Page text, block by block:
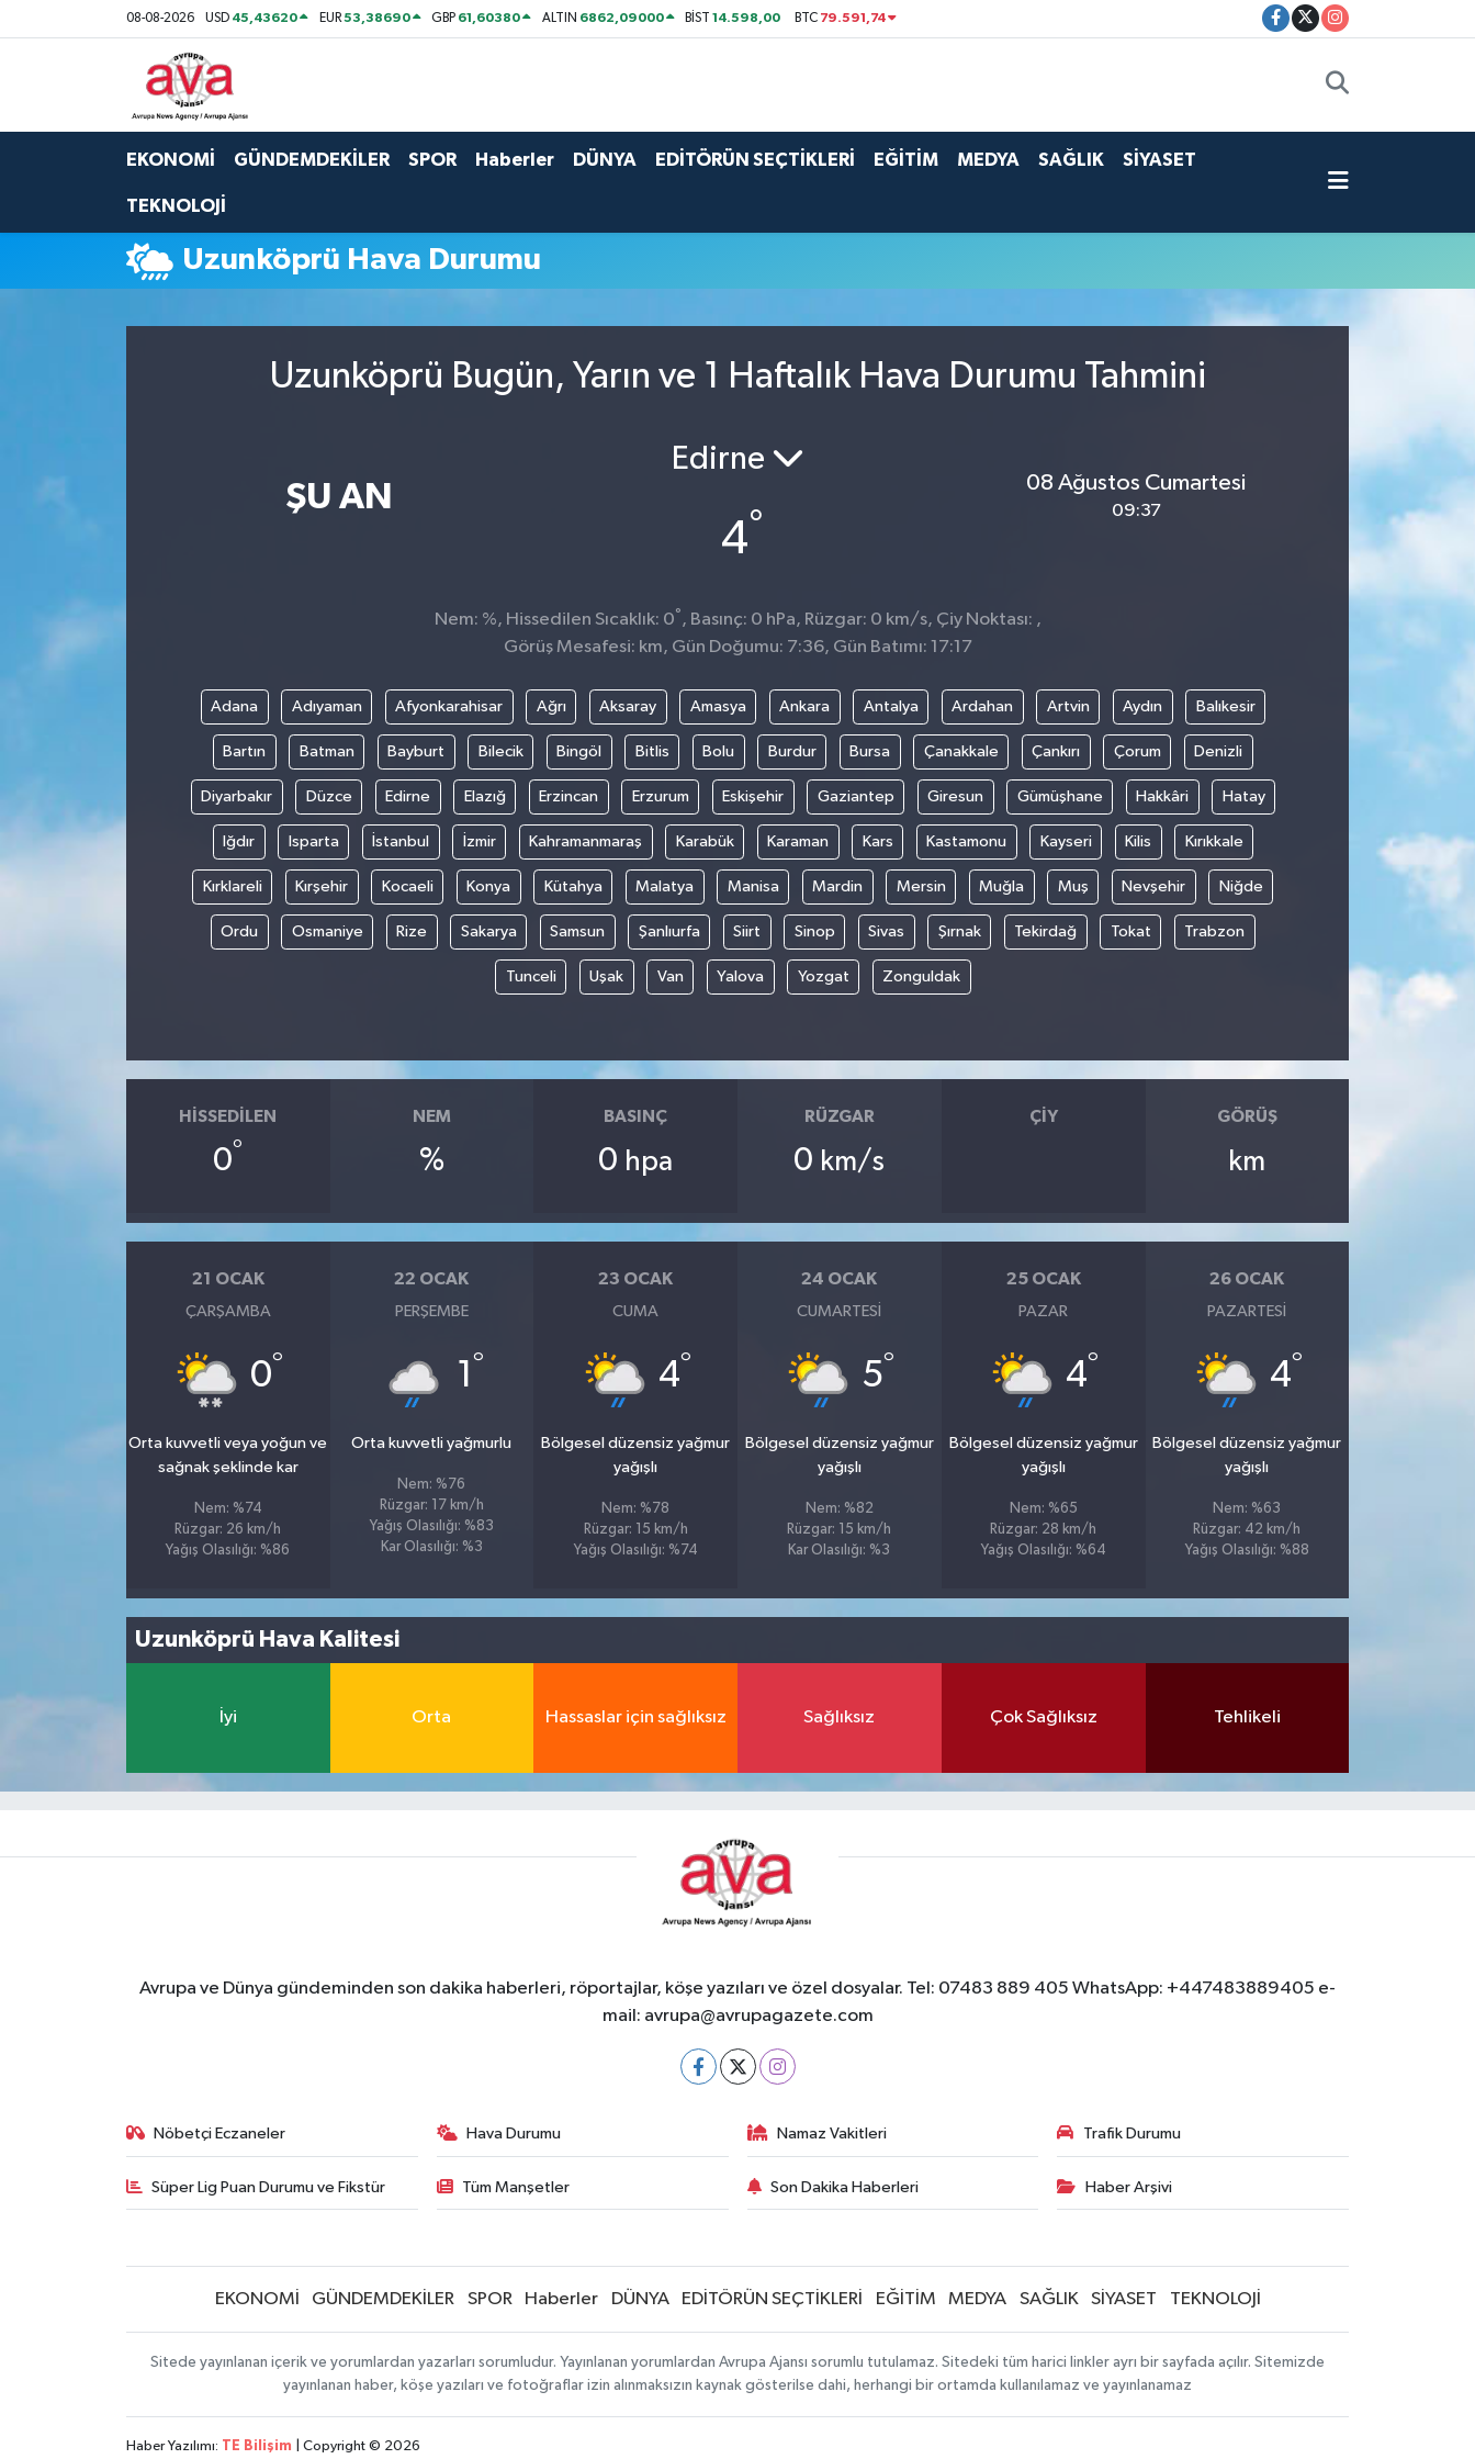
08-08-2026 USD 45,43620 EUR53,38690 GBP 61,60380 ALTIN 6862,09000 BİST14.598,00 BTC 79.591,74
EKONOMİ GÜNDEMDEKİLER SPOR Haberler DÜNYA EDİTÖRÜN SEÇTİKLERİ EĞİTİM MEDYA SAĞLIK SİYASET
TEKNOLOJİ
Uzunköprü Hava Durumu
Uzunköprü Bugün, Yarın ve 1 Haftalık Hava Durumu Tahmini
ŞU AN
Edirne
4°
08 Ağustos Cumartesi
09:37
Nem: %, Hissedilen Sıcaklık: 0° , Basınç: 0 hPa, Rüzgar: 0 km/s, Çiy Noktası: ,
Görüş Mesafesi: km, Gün Doğumu: 7:36, Gün Batımı: 17:17
Adana Adıyaman Afyonkarahisar Ağrı Aksaray Amasya Ankara Antalya Ardahan Artvin Aydın Balıkesir
Bartın Batman Bayburt Bilecik Bingöl Bitlis Bolu Burdur Bursa Çanakkale Çankırı Çorum Denizli
Diyarbakır Düzce Edirne Elazığ Erzincan Erzurum Eskişehir Gaziantep Giresun Gümüşhane Hakkâri Hatay
Iğdır Isparta İstanbul İzmir Kahramanmaraş Karabük Karaman Kars Kastamonu Kayseri Kilis Kırıkkale
Kırklareli Kırşehir Kocaeli Konya Kütahya Malatya Manisa Mardin Mersin Muğla Muş Nevşehir Niğde
Ordu Osmaniye Rize Sakarya Samsun Şanlıurfa Siirt Sinop Sivas Şırnak Tekirdağ Tokat Trabzon
Tunceli Uşak Van Yalova Yozgat Zonguldak
HISSEDILEN
0°
NEM
%
BASINÇ
0 hpa
RÜZGAR
0 km/s
ÇIY GÖRÜŞ
km
21 OCAK
ÇARŞAMBA
0°
Orta kuvvetli veya yoğun ve
sağnak şeklinde kar
Nem: %74
Rüzgar: 26 km/h
Yağış Olasılığı: %86
22 OCAK
PERŞEMBE
1 °
Orta kuvvetli yağmurlu
Nem: %76
Rüzgar: 17 km/h
Yağış Olasılığı: %83
Kar Olasılığı: %3
23 OCAK
CUMA
4°
Bölgesel düzensiz yağmur
yağışlı
Nem: %78
Rüzgar: 15 km/h
Yağış Olasılığı: %74
24 OCAK
CUMARTESI
5°
Bölgesel düzensiz yağmur
yağışlı
Nem: %82
Rüzgar: 15 km/h
Kar Olasılığı: %3
25 OCAK
PAZAR
4°
Bölgesel düzensiz yağmur
yağışlı
Nem: %65
Rüzgar: 28 km/h
Yağış Olasılığı: %64
26 OCAK
PAZARTESI
4°
Bölgesel düzensiz yağmur
yağışlı
Nem: %63
Rüzgar: 42 km/h
Yağış Olasılığı: %88
Uzunköprü Hava Kalitesi
İyi Orta Hassaslar için sağlıksız Sağlıksız Çok Sağlıksız Tehlikeli
Avrupa ve Dünya gündeminden son dakika haberleri, röportajlar, köşe yazıları ve özel dosyalar. Tel: 07483 889 405 WhatsApp: +447483889405 e-
mail: avrupa@avrupagazete.com
Nöbetçi Eczaneler Hava Durumu Namaz Vakitleri Trafik Durumu
Süper Lig Puan Durumu ve Fikstür Tüm Manşetler Son Dakika Haberleri Haber Arşivi
EKONOMİ GÜNDEMDEKİLER SPOR Haberler DÜNYA EDİTÖRÜN SEÇTİKLERİ EĞİTİM MEDYA SAĞLIK SİYASET TEKNOLOJİ
Sitede yayınlanan içerik ve yorumlardan yazarları sorumludur. Yayınlanan yorumlardan Avrupa Ajansı sorumlu tutulamaz. Sitedeki tüm harici linkler ayrı bir sayfada açılır. Sitemizde
yayınlanan haber, köşe yazıları ve fotoğraflar izin alınmaksızın kaynak gösterilse dahi, herhangi bir ortamda kullanılamaz ve yayınlanamaz
Haber Yazılımı: TE Bilişim | Copyright © 2026
Nöbetçi Eczaneler
Namaz Vakitleri
Trafik Durumu